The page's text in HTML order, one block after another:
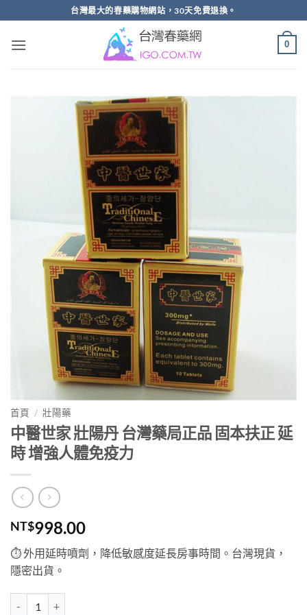
轉
台灣最大的春藥購物網站，30天免費退換。
0
首頁 / 壯陽藥
中醫世家 壯陽丹 台灣藥局正品 固本扶正 延
時 增強人體免疫力
NT$998.00
⏱ 外用延時噴劑，降低敏感度延長房事時間。台灣現貨，
隱密出貨。